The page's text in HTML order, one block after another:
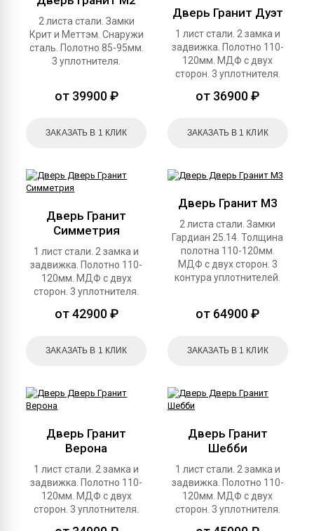
2 листа стали. Замки
Крит и Меттэм. Снаружи
сталь. Полотно 85-95мм.
3 уплотнителя.
от 39900 ₽
ЗАКАЗАТЬ В 1 КЛИК
Дверь Гранит Дуэт
1 лист стали. 2 замка и
задвижка. Полотно 110-
120мм. МДФ с двух
сторон. 3 уплотнителя.
от 36900 ₽
ЗАКАЗАТЬ В 1 КЛИК
Дверь Гранит
Симметрия
1 лист стали. 2 замка и
задвижка. Полотно 110-
120мм. МДФ с двух
сторон. 3 уплотнителя.
от 42900 ₽
ЗАКАЗАТЬ В 1 КЛИК
Дверь Гранит М3
2 листа стали. Замки
Гардиан 25.14. Толщина
полотна 110-120мм.
МДФ с двух сторон. 3
контура уплотнителей.
от 64900 ₽
ЗАКАЗАТЬ В 1 КЛИК
Дверь Гранит
Верона
1 лист стали. 2 замка и
задвижка. Полотно 110-
120мм. МДФ с двух
сторон. 3 уплотнителя.
Дверь Гранит
Шебби
1 лист стали. 2 замка и
задвижка. Полотно 110-
120мм. МДФ с двух
сторон. 3 уплотнителя.